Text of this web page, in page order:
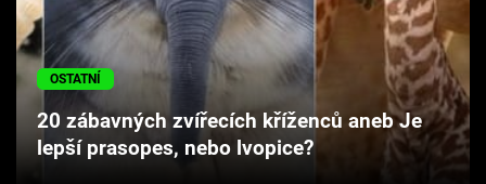
Sledujte nás
OSTATNÍ
20 zábavných zvířecích kříženců aneb Je
lepší prasopes, nebo lvopice?